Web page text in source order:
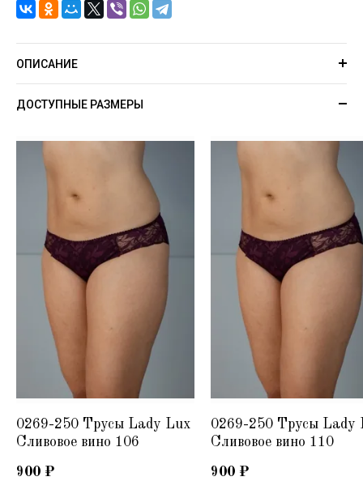
ОПИСАНИЕ
ДОСТУПНЫЕ РАЗМЕРЫ
0269-250 Трусы Lady Lux
Сливовое вино 106
900 ₽
0269-250 Трусы Lady
Сливовое вино 110
900 ₽